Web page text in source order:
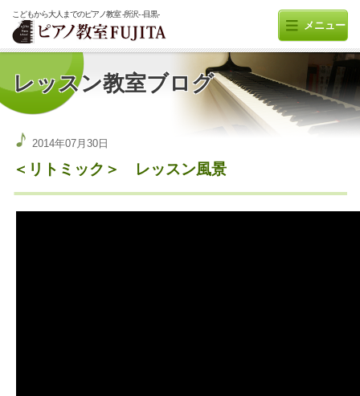
こどもから大人までのピアノ教室 -所沢- -目黒-
メニュー
レッスン教室ブログ
2014年07月30日
＜リトミック＞ レッスン風景